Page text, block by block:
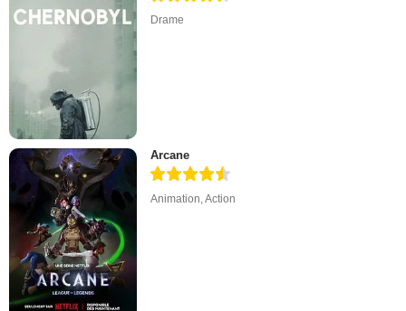
Drame
Arcane
Animation,Action